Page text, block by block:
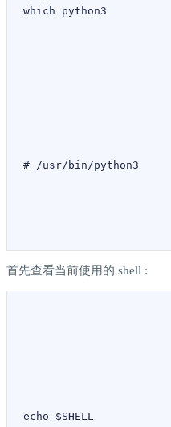
which python3
# /usr/bin/python3
首先查看当前使用的 shell :
echo $SHELL